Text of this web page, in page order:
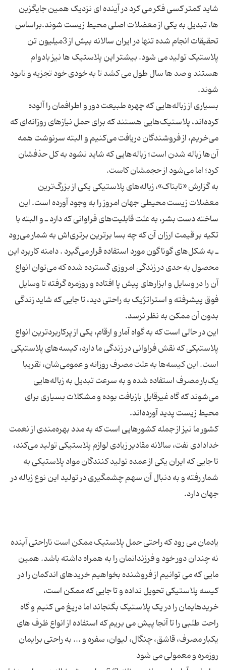
شاید کمتر کسی فکر می کرد در آینده ای نزدیک همین جایگزین
ها، تبدیل به یکی از معضلات اصلی محیط زیست شوند.براساس
تحقیقات انجام شده تنها در ایران سالانه بیش از 3میلیون تن
پلاستیک تولید می شود. بیشتر این پلاستیک ها نیز بادوام
هستند و صد ها سال طول می کشد تا به خودی خود تجزیه و نابود
بسیاری از زباله‌هایی که چهره طبیعت دور و اطرافمان را آلوده‌
کرده‌اند، پلاستیک‌هایی هستند که برای حمل نیازهای روزانه‌ای که
می‌خریم، از فروشندگان دریافت می‌کنیم و البته سرنوشت همه
آن‌ها زباله شدن است؛ زباله‌هایی که شاید نشود به کل حذفشان
به گزارش «تابناک»، زباله‌های پلاستیکی یکی از بزرگ‌ترین
معضلات زیست محیطی جهان امروز را به وجود آورده‌ است. این
ساخته دست بشر، به علت قابلیت‌های فراوانی که دارد ـ و البته با
تکیه بر قیمت ارزان آن که چه بسا بر‌ترین برتری‌اش به شمار می‌رود
ـ به شکل‌های گوناگون مورد استفاده قرار می‌گیرد . دامنه کاربرد این
محصول به حدی در زندگی امروزی گسترده شده که می‌توان انواع
آن را در وسایل و ابزارهای پیش پا افتاده و روزمره گرفته تا وسایل
فوق پیشرفته و استراتژیک به راحتی دید، تا جایی که شاید زندگی
این در حالی است که به گواه آمار و ارقام، یکی از پر‌کاربرد‌ترین انواع
پلاستیکی که نقش فراوانی در زندگی ما دارد، کیسه‌های پلاستیکی
است. این کیسه‌ها به علت مصرف روزانه و عمومی‌شان، تقریبا
یک‌بار مصرف استفاده شده و به سرعت تبدیل به زباله‌هایی
می‌شوند که‌ گاه غیرقابل بازیافت بوده و مشکلات بسیاری برای
کشور ما نیز از جمله کشورهایی است که به مدد بهره‌مندی از نعمت
خدادادی نفت، سالانه مقادیر زیادی لوازم پلاستیکی تولید می‌کند،
تا جایی که ایران یکی از عمده تولید کنندگان مواد پلاستیکی به
شمار رفته و به دنبال آن سهم چشمگیری در تولید این نوع زباله در
یادمان می رود که راحتی حمل پلاستیک ممکن است ناراحتی آینده
نه چندان دور خود و فرزندانمان را به همراه داشته باشد. همین
مایی که می توانیم از فروشنده بخواهیم خریدهای اندکمان را در
کیسه پلاستیکی تحویل نداده و تا جایی که ممکن است،
خریدهایمان را در یک پلاستیک بگنجاند اما دریغ می کنیم و گاه
راحت طلبی را تا آنجا پیش می بریم که استفاده از انواع ظرف های
یکبار مصرف، قاشق، چنگال، لیوان، سفره و ... به راحتی برایمان